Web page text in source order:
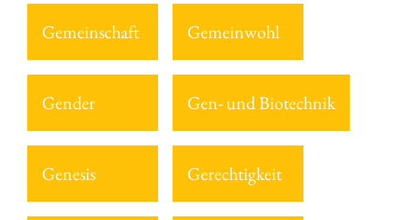
Gemeinschaft Gemeinwohl
Gender Gen- und Biotechnik
Genesis Gerechtigkeit